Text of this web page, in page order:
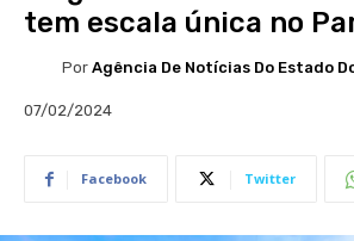
tem escala única no
Por Agência De Notícias Do Estado
07/02/2024
Facebook Twitter